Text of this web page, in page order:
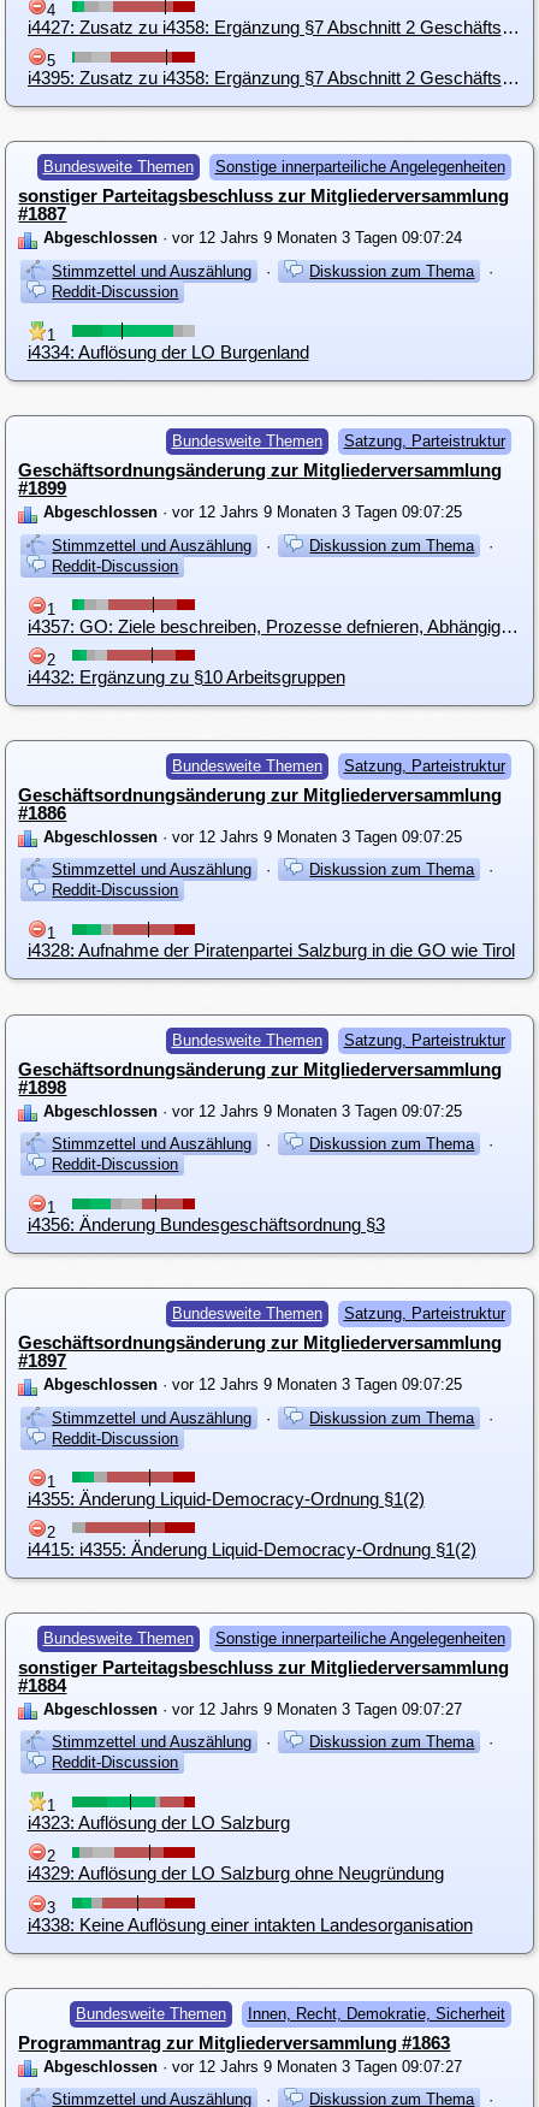
4
i4427: Zusatz zu i4358: Ergänzung §7 Abschnitt 2 Geschäftsordnungen (LDO nur BGV, BGV nur BGV und LDO)
5
i4395: Zusatz zu i4358: Ergänzung §7 Abschnitt 2 Geschäftsordnungen
Bundesweite Themen Sonstige innerparteiliche Angelegenheiten
sonstiger Parteitagsbeschluss zur Mitgliederversammlung
#1887
Abgeschlossen · vor 12 Jahrs 9 Monaten 3 Tagen 09:07:24
Stimmzettel und Auszählung
· Diskussion zum Thema
·
Reddit-Discussion
1
i4334: Auflösung der LO Burgenland
Bundesweite Themen Satzung, Parteistruktur
Geschäftsordnungsänderung zur Mitgliederversammlung
#1899
Abgeschlossen · vor 12 Jahrs 9 Monaten 3 Tagen 09:07:25
Stimmzettel und Auszählung
· Diskussion zum Thema
·
Reddit-Discussion
1
i4357: GO: Ziele beschreiben, Prozesse defnieren, Abhängigkeiten festlegen , danach Werkzeuge einsetzen
2
i4432: Ergänzung zu §10 Arbeitsgruppen
Bundesweite Themen Satzung, Parteistruktur
Geschäftsordnungsänderung zur Mitgliederversammlung
#1886
Abgeschlossen · vor 12 Jahrs 9 Monaten 3 Tagen 09:07:25
Stimmzettel und Auszählung
· Diskussion zum Thema
·
Reddit-Discussion
1
i4328: Aufnahme der Piratenpartei Salzburg in die GO wie Tirol
Bundesweite Themen Satzung, Parteistruktur
Geschäftsordnungsänderung zur Mitgliederversammlung
#1898
Abgeschlossen · vor 12 Jahrs 9 Monaten 3 Tagen 09:07:25
Stimmzettel und Auszählung
· Diskussion zum Thema
·
Reddit-Discussion
1
i4356: Änderung Bundesgeschäftsordnung §3
Bundesweite Themen Satzung, Parteistruktur
Geschäftsordnungsänderung zur Mitgliederversammlung
#1897
Abgeschlossen · vor 12 Jahrs 9 Monaten 3 Tagen 09:07:25
Stimmzettel und Auszählung
· Diskussion zum Thema
·
Reddit-Discussion
1
i4355: Änderung Liquid-Democracy-Ordnung §1(2)
2
i4415: i4355: Änderung Liquid-Democracy-Ordnung §1(2)
Bundesweite Themen Sonstige innerparteiliche Angelegenheiten
sonstiger Parteitagsbeschluss zur Mitgliederversammlung
#1884
Abgeschlossen · vor 12 Jahrs 9 Monaten 3 Tagen 09:07:27
Stimmzettel und Auszählung
· Diskussion zum Thema
·
Reddit-Discussion
1
i4323: Auflösung der LO Salzburg
2
i4329: Auflösung der LO Salzburg ohne Neugründung
3
i4338: Keine Auflösung einer intakten Landesorganisation
Bundesweite Themen Innen, Recht, Demokratie, Sicherheit
Programmantrag zur Mitgliederversammlung #1863
Abgeschlossen · vor 12 Jahrs 9 Monaten 3 Tagen 09:07:27
Stimmzettel und Auszählung
· Diskussion zum Thema ·